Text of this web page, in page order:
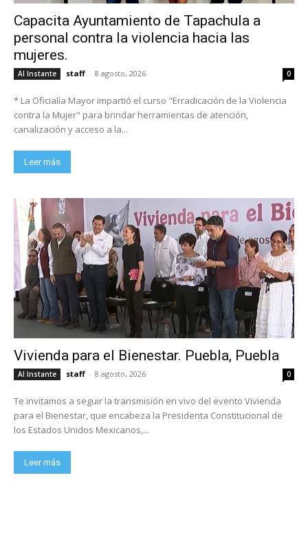
Capacita Ayuntamiento de Tapachula a
personal contra la violencia hacia las
mujeres.
Al Instante staff - 8 agosto, 2026 0
* La Oficialía Mayor impartió el curso "Erradicación de la Violencia
contra la Mujer" para brindar herramientas de atención,
canalización y acceso a la...
Leer más
Vivienda para el Bienestar. Puebla, Puebla
Al Instante staff - 8 agosto, 2026 0
Te invitamos a seguir la transmisión en vivo del evento Vivienda
para el Bienestar, que encabeza la Presidenta Constitucional de
los Estados Unidos Mexicanos,...
Leer más